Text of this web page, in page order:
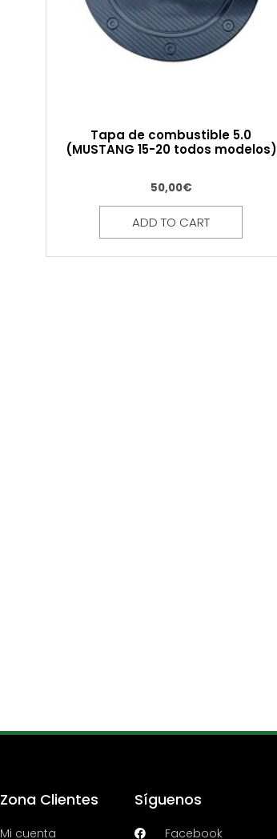
Tapa de combustible 5.0
(MUSTANG 15-20 todos modelos)
50,00€
ADD TO CART
Zona Clientes
Mi cuenta
Síguenos
Facebook